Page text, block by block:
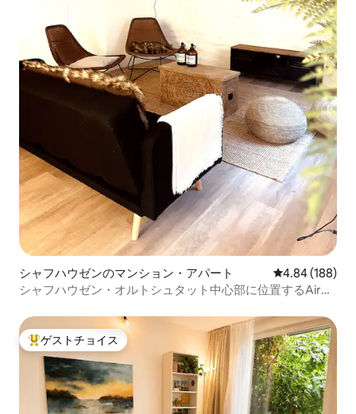
シャフハウゼンのマンション・アパート レビュー188
4.84 (188)
シャフハウゼン・オルトシュタット中心部に位置するAir
大好評のゲストチョイスです。
ゲストチョイス